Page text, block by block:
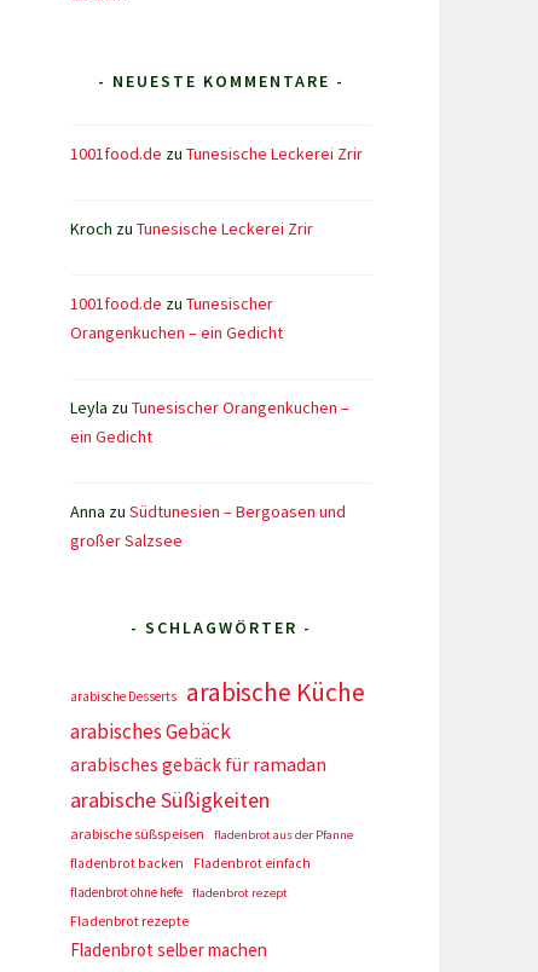
- NEUESTE KOMMENTARE -
1001food.de zu Tunesische Leckerei Zrir
Kroch zu Tunesische Leckerei Zrir
1001food.de zu Tunesischer
Orangenkuchen – ein Gedicht
Leyla zu Tunesischer Orangenkuchen –
ein Gedicht
Anna zu Südtunesien – Bergoasen und
großer Salzsee
- SCHLAGWÖRTER -
arabische Desserts arabische Küche
arabisches Gebäck
arabisches gebäck für ramadan
arabische Süßigkeiten
arabische süßspeisen fladenbrot aus der Pfanne
fladenbrot backen
Fladenbrot einfach
fladenbrot ohne hefe
fladenbrot rezept
Fladenbrot rezepte
Fladenbrot selber machen